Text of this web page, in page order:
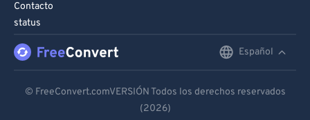
Contacto
status
Español
Español
© FreeConvert.comVERSIÓN Todos los derechos reservados
(2026)